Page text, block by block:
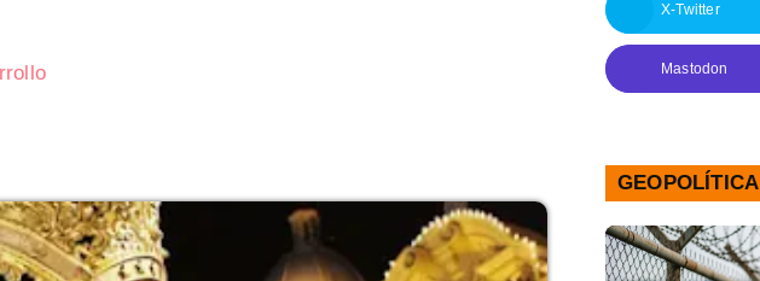
X-Twitter
Mastodon
GEOPOLÍTICA